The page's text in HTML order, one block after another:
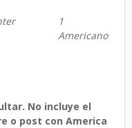
1
Americano
No incluye el
o post con America